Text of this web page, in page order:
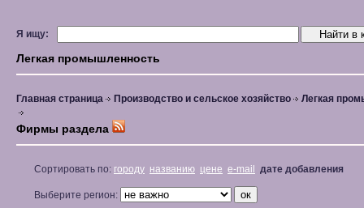
Я ищу:
Легкая промышленность
Главная страница Производство и сельское хозяйство Легкая
Фирмы раздела
Сортировать по: городу названию цене e-mail дате добавления
Выберите регион: